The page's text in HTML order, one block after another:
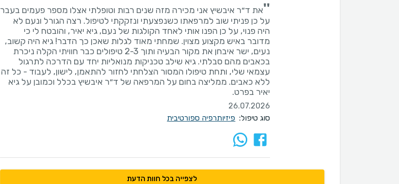
''את ד״ר איבשיץ אני מכירה מזה שנים רבות וטופלתי אצלו מספר פעמים בעבר
על כן פניתי שוב למרפאתו כשנפצעתי ונזקקתי לטיפול. רצה הגורל ונעם לא
היה פנוי, על כן הפנו אותי לאחד הקולגות של נעם, גיא יאיר, והובטח לי כי
מדובר באיש מקצוע מצוין. שמחתי מאוד לגלות שאכן כך הדבר! גיא היה קשוב,
נעים, ישר איבחן את מקור הבעיה ותוך 2-3 טיפולים כבר חוויתי הקלה ניכרת
בכאבים מהם סבלתי. גיא שילב טכניקות מנואליות יחד עם הדרכה לתרגול
עצמאי שלי, ותחת טיפולו המסור הצלחתי לחזור להתאמן, לישון, לעבוד - כל זה
ללא כאבים. ממליצה בחום על המרפאה של ד״ר איבשיץ בכלל וכמובן על גיא
יאיר בפרט.
26.07.2026
סוג טיפול: פיזיותרפיה ספורטיבית
לצפייה בכל חוות הדעת